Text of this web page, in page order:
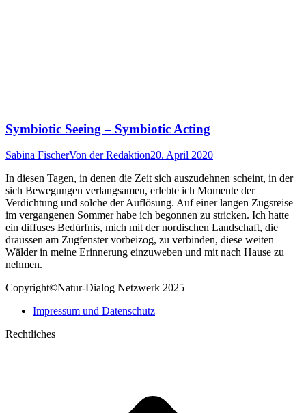
Symbiotic Seeing – Symbiotic Acting
Sabina FischerVon der Redaktion20. April 2020
In diesen Tagen, in denen die Zeit sich auszudehnen scheint, in der
sich Bewegungen verlangsamen, erlebte ich Momente der
Verdichtung und solche der Auflösung. Auf einer langen Zugsreise
im vergangenen Sommer habe ich begonnen zu stricken. Ich hatte
ein diffuses Bedürfnis, mich mit der nordischen Landschaft, die
draussen am Zugfenster vorbeizog, zu verbinden, diese weiten
Wälder in meine Erinnerung einzuweben und mit nach Hause zu
nehmen.
Copyright©Natur-Dialog Netzwerk 2025
Impressum und Datenschutz
Rechtliches